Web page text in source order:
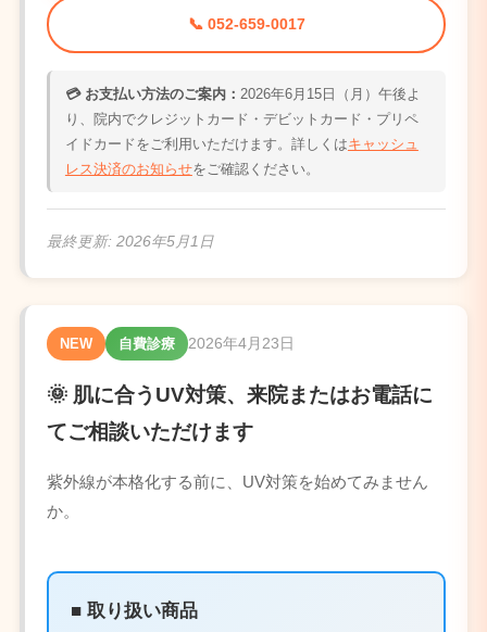
📞 052-659-0017
💳 お支払い方法のご案内： 2026年6月15日（月）午後よ
り、院内でクレジットカード・デビットカード・プリペ
イドカードをご利用いただけます。詳しくはキャッシュ
レス決済のお知らせをご確認ください。
最終更新: 2026年5月1日
NEW 自費診療 2026年4月23日
🌞 肌に合うUV対策、来院またはお電話に
てご相談いただけます
紫外線が本格化する前に、UV対策を始めてみません
か。
■ 取り扱い商品